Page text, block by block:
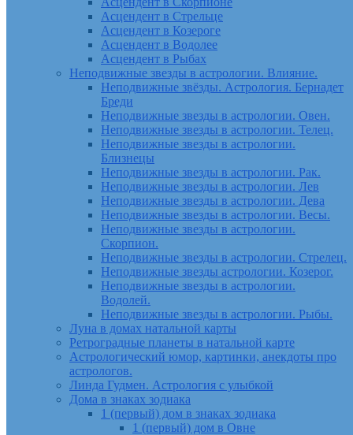
Асцендент в Стрельце
Асцендент в Козероге
Асцендент в Водолее
Асцендент в Рыбах
Неподвижные звезды в астрологии. Влияние.
Неподвижные звёзды. Астрология. Бернадет
Бреди
Неподвижные звезды в астрологии. Овен.
Неподвижные звезды в астрологии. Телец.
Неподвижные звезды в астрологии.
Близнецы
Неподвижные звезды в астрологии. Рак.
Неподвижные звезды в астрологии. Лев
Неподвижные звезды в астрологии. Дева
Неподвижные звезды в астрологии. Весы.
Неподвижные звезды в астрологии.
Скорпион.
Неподвижные звезды в астрологии. Стрелец.
Неподвижные звезды астрологии. Козерог.
Неподвижные звезды в астрологии.
Водолей.
Неподвижные звезды в астрологии. Рыбы.
Луна в домах натальной карты
Ретроградные планеты в натальной карте
Астрологический юмор, картинки, анекдоты про
астрологов.
Линда Гудмен. Астрология с улыбкой
Дома в знаках зодиака
1 (первый) дом в знаках зодиака
1 (первый) дом в Овне